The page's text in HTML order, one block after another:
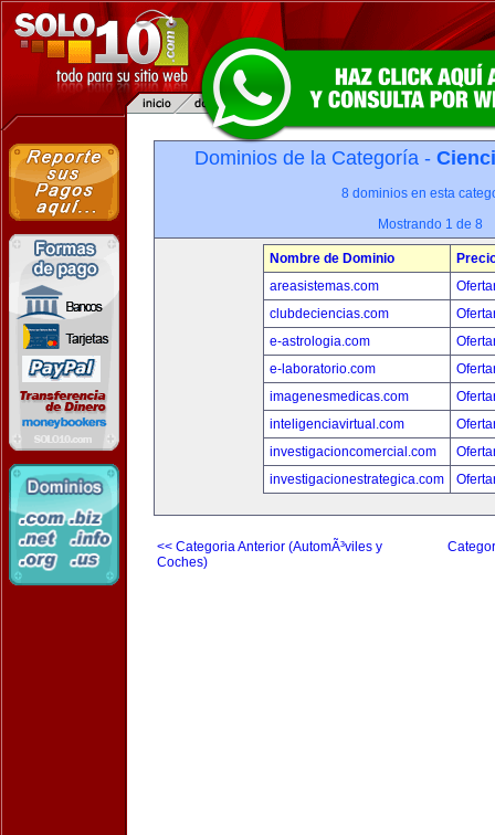
Dominios de la Categoría -
8 dominios en esta
Mostrando 1 de 8
Nombre de Dominio
areasistemas.com
clubdeciencias.com
e-astrologia.com
e-laboratorio.com
imagenesmedicas.com
inteligenciavirtual.com
investigacioncomercial.com
investigacionestrategica.com
<< Categoria Anterior (AutomÃ³viles y
Coches)